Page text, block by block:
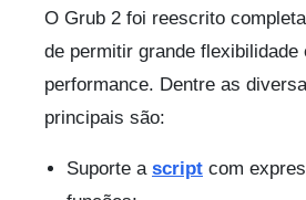
O Grub 2 foi reescrito
de permitir grande flexibilidade
performance. Dentre as
principais são:
Suporte a script com